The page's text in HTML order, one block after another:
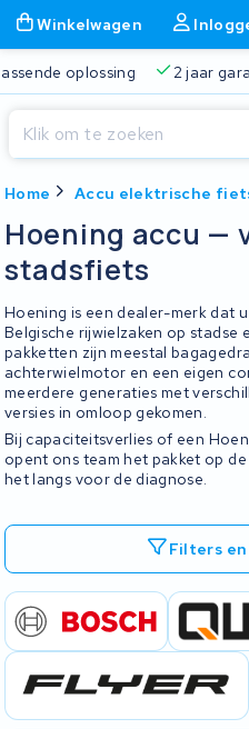
Winkelwagen
oplossing 2 jaar
Home Accu elektrische
Hoening accu —
stadsfiets
Hoening is een dealer-merk dat
Belgische rijwielzaken op stadse
pakketten zijn meestal
achterwielmotor en een eigen
meerdere generaties met
versies in omloop gekomen.
Bij capaciteitsverlies of een
opent ons team het pakket op
het langs voor de diagnose.
Filters
Gratis verzending Altijd
Begin te typen in de